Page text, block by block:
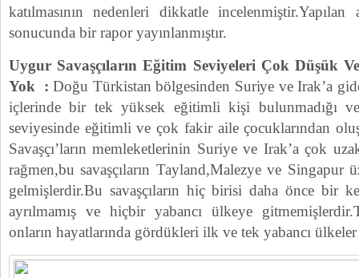
katılmasının nedenleri dikkatle incelenmiştir.Yapılan
sonucunda bir rapor yayınlanmıştır.
Uygur Savaşçıların Eğitim Seviyeleri Çok Düşük
Yok :Doğu Türkistan bölgesinden Suriye ve Irak’a
içlerinde bir tek yüksek eğitimli kişi bulunmadığı
seviyesinde eğitimli ve çok fakir aile çocuklarından
Savaşçı’ların memleketlerinin Suriye ve Irak’a çok
rağmen,bu savaşçıların Tayland,Malezye ve Singapur
gelmişlerdir.Bu savaşçıların hiç birisi daha önce bir
ayrılmamış ve hiçbir yabancı ülkeye
onların hayatlarında gördükleri ilk ve tek yabancı